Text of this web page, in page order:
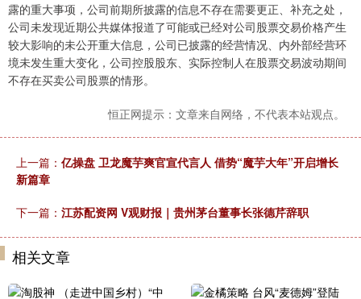
露的重大事项，公司前期所披露的信息不存在需要更正、补充之处，
公司未发现近期公共媒体报道了可能或已经对公司股票交易价格产生
较大影响的未公开重大信息，公司已披露的经营情况、内外部经营环
境未发生重大变化，公司控股股东、实际控制人在股票交易波动期间
不存在买卖公司股票的情形。
恒正网提示：文章来自网络，不代表本站观点。
上一篇： 亿操盘 卫龙魔芋爽官宣代言人 借势“魔芋大年”开启增长
新篇章
下一篇： 江苏配资网 V观财报｜贵州茅台董事长张德芹辞职
相关文章